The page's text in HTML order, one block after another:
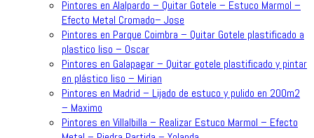
Pintores en Alalpardo – Quitar Gotele – Estuco Marmol –
Efecto Metal Cromado– Jose
Pintores en Parque Coimbra – Quitar Gotele plastificado a
plastico liso – Oscar
Pintores en Galapagar – Quitar gotele plastificado y pintar
en plástico liso – Mirian
Pintores en Madrid – Lijado de estuco y pulido en 200m2
– Maximo
Pintores en Villalbilla – Realizar Estuco Marmol – Efecto